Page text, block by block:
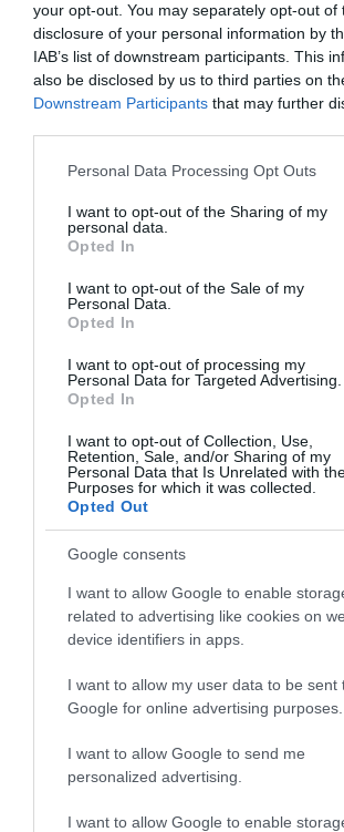
your opt-out. You may separately opt-out of
disclosure of your personal information by
IAB’s list of downstream participants. This
also be disclosed by us to third parties on
Downstream Participants that may further
Please note that this website/app uses one
not limited to your visit or usage behaviour.
grant or deny consent to Google and its
use your data for below specified purposes
consent section.
Personal Data Processing Opt Outs
I want to opt-out of the Sharing of my
personal data.
Opted In
I want to opt-out of the Sale of my
Personal Data.
Opted In
I want to opt-out of processing my
Personal Data for Targeted Advertising.
Opted In
I want to opt-out of Collection, Use,
Retention, Sale, and/or Sharing of my
Personal Data that Is Unrelated with
Purposes for which it was collected.
Opted Out
Google consents
I want to allow Google to enable
related to advertising like cookies on
device identifiers in apps.
I want to allow my user data to be sent
Google for online advertising purposes.
I want to allow Google to send me
personalized advertising.
I want to allow Google to enable
Ezek az európai városok lettek a
menekülők új kedvencei
A nyári utazásról sokáig a tengerpart,
forró homok jutott eszünkbe, az